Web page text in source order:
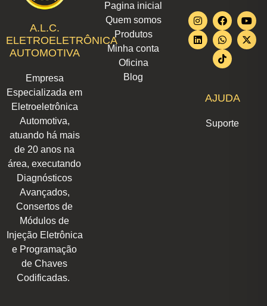
A.L.C.
ELETROELETRÔNICA
AUTOMOTIVA
Empresa
Especializada em
Eletroeletrônica
Automotiva,
atuando há mais
de 20 anos na
área, executando
Diagnósticos
Avançados,
Consertos de
Módulos de
Injeção Eletrônica
e Programação
de Chaves
Codificadas.
Pagina inicial
Quem somos
Produtos
Minha conta
Oficina
Blog
I
n
s
t
F
a
c
e
b
o
Y
o
u
t
L
i
n
k
W
h
a
t
s
a
X
-
t
w
T
i
k
t
o
k
AJUDA
Suporte